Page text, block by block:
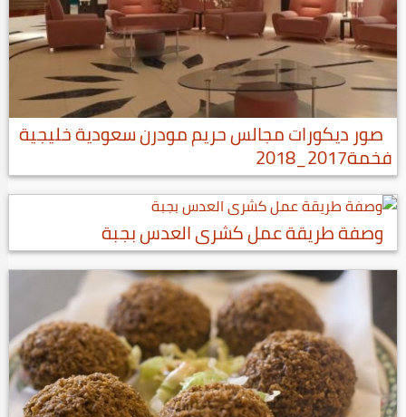
صور ديكورات مجالس حريم مودرن سعودية خليجية
فخمة2017_2018
وصفة طريقة عمل كشرى العدس بجبة